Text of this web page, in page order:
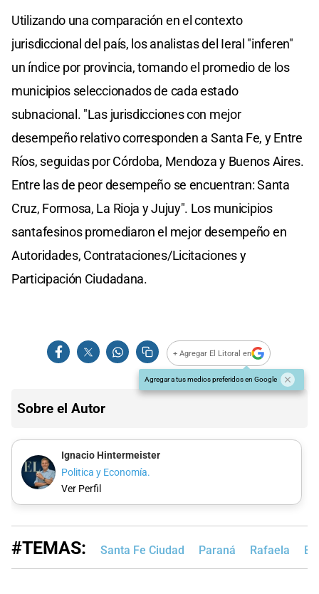
Utilizando una comparación en el contexto
jurisdiccional del país, los analistas del Ieral "inferen"
un índice por provincia, tomando el promedio de los
municipios seleccionados de cada estado
subnacional. "Las jurisdicciones con mejor
desempeño relativo corresponden a Santa Fe, y Entre
Ríos, seguidas por Córdoba, Mendoza y Buenos Aires.
Entre las de peor desempeño se encuentran: Santa
Cruz, Formosa, La Rioja y Jujuy". Los municipios
santafesinos promediaron el mejor desempeño en
Autoridades, Contrataciones/Licitaciones y
Participación Ciudadana.
+ Agregar El Litoral en
Agregar a tus medios preferidos en Google
Sobre el Autor
Ignacio Hintermeister
Politica y Economía.
Ver Perfil
#TEMAS: Santa Fe Ciudad Paraná Rafaela